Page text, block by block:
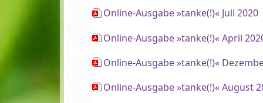
Online-Ausgabe »tanke(!)« Juli 2020
Online-Ausgabe »tanke(!)« April
Online-Ausgabe »tanke(!)«
Online-Ausgabe »tanke(!)« August